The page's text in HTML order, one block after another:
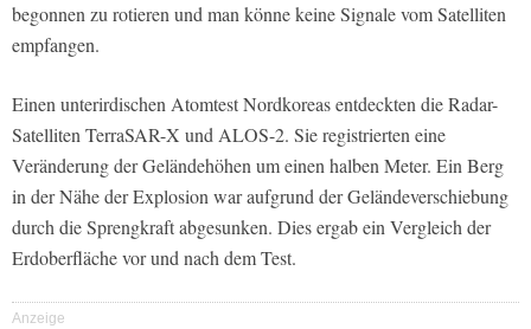
begonnen zu rotieren und man könne keine Signale vom Satelliten
empfangen.
Einen unterirdischen Atomtest Nordkoreas entdeckten die Radar-
Satelliten TerraSAR-X und ALOS-2. Sie registrierten eine
Veränderung der Geländehöhen um einen halben Meter. Ein Berg
in der Nähe der Explosion war aufgrund der Geländeverschiebung
durch die Sprengkraft abgesunken. Dies ergab ein Vergleich der
Erdoberfläche vor und nach dem Test.
Anzeige